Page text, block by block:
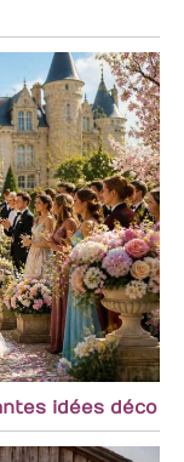
idées déco